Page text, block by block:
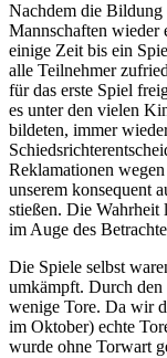
Nachdem die Bildung
Mannschaften wieder
einige Zeit bis ein
alle Teilnehmer
für das erste Spiel
es unter den vielen
bildeten, immer
Reklamationen
unserem konsequent
stießen. Die Wahrheit
im Auge des
Die Spiele selbst
umkämpft. Durch den
wenige Tore. Da wir
im Oktober) echte
wurde ohne Torwart